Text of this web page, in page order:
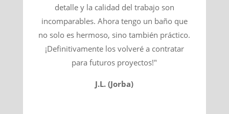
detalle y la calidad del trabajo son
incomparables. Ahora tengo un baño que
no solo es hermoso, sino también práctico.
¡Definitivamente los volveré a contratar
para futuros proyectos!"
J.L. (Jorba)